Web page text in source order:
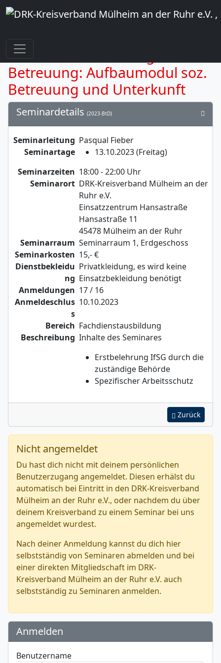
Fachdienstausbildung -
Betreuung: Aufbaumodul soz.
Betreuung und Unterkunft
Seminardetails (2023-BtD)
Seminarleitung Pasqual Fieber
Seminartage
13.10.2023 (Freitag)
Seminarzeiten 18:00 - 22:00 Uhr
Seminarort DRK-Kreisverband Mülheim an der
Ruhr e.V.
Einsatzzentrum Hansastraße
Hansastraße 11
45478 Mülheim an der Ruhr
Seminarraum Seminarraum 1, Erdgeschoss
Seminarkosten 15,- €
Dienstbekleidu
ng
Privatkleidung, es wird keine
Einsatzbekleidung benötigt
Anmeldungen 17 / 16
Anmeldeschlus
s
10.10.2023
Bereich Fachdienstausbildung
Beschreibung Inhalte des Seminares
Erstbelehrung IfSG durch die
zuständige Behörde
Spezifischer Arbeitsschutz
Zurück
Nicht angemeldet
Du hast dich nicht mit deinem persönlichen
Benutzerzugang angemeldet. Diesen erhälst du
automatisch bei Eintritt in den DRK-Kreisverband
Mülheim an der Ruhr e.V., oder nachdem du über
deinem Kreisverband zu einem Seminar bei uns
angemeldet wurdest.
Nach deiner Anmeldung kannst du dich hier
selbstständig von Seminaren abmelden und bei
einer direkten Mitgliedschaft im DRK-
Kreisverband Mülheim an der Ruhr e.V. auch
selbstständig zu Seminaren anmelden.
Anmelden
Benutzername